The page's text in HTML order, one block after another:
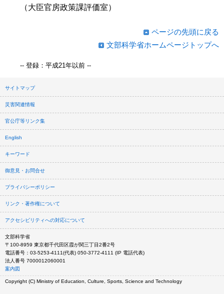
（大臣官房政策課評価室）
ページの先頭に戻る
文部科学省ホームページトップへ
-- 登録：平成21年以前 --
サイトマップ
災害関連情報
官公庁等リンク集
English
キーワード
御意見・お問合せ
プライバシーポリシー
リンク・著作権について
アクセシビリティへの対応について
文部科学省
〒100-8959 東京都千代田区霞が関三丁目2番2号
電話番号：03-5253-4111(代表) 050-3772-4111 (IP 電話代表)
法人番号 7000012060001
案内図
Copyright (C) Ministry of Education, Culture, Sports, Science and Technology